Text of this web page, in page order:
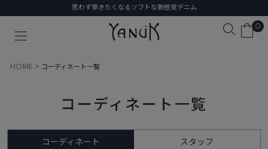
初めての1本に選びたい
0
HOME コーディネート一覧
コーディネート一覧
コーディネート スタッフ